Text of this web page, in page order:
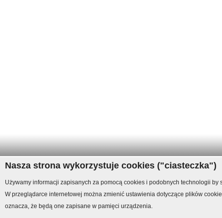
Nasza strona wykorzystuje cookies ("ciasteczka")
Używamy informacji zapisanych za pomocą cookies i podobnych technologii by
W przeglądarce internetowej można zmienić ustawienia dotyczące plików
oznacza, że będą one zapisane w pamięci urządzenia.